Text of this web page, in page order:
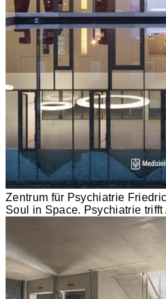
Zentrum für Psychiatrie
Soul in Space. Psychiatrie trifft